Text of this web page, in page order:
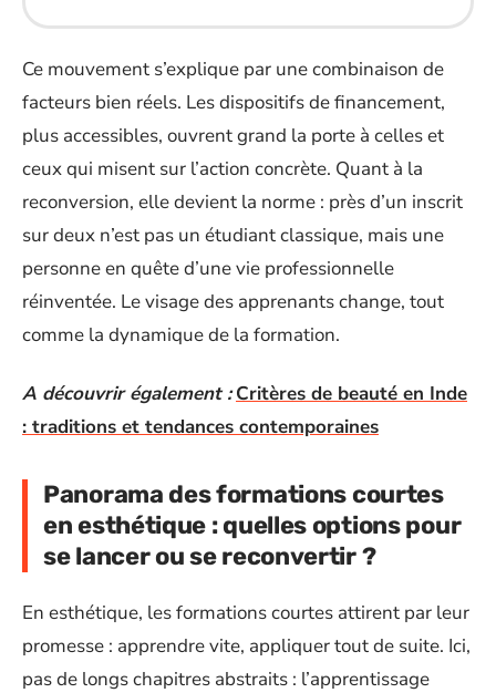
Ce mouvement s’explique par une combinaison de
facteurs bien réels. Les dispositifs de financement,
plus accessibles, ouvrent grand la porte à celles et
ceux qui misent sur l’action concrète. Quant à la
reconversion, elle devient la norme : près d’un inscrit
sur deux n’est pas un étudiant classique, mais une
personne en quête d’une vie professionnelle
réinventée. Le visage des apprenants change, tout
comme la dynamique de la formation.
A découvrir également : Critères de beauté en Inde
: traditions et tendances contemporaines
Panorama des formations courtes
en esthétique : quelles options pour
se lancer ou se reconvertir ?
En esthétique, les formations courtes attirent par leur
promesse : apprendre vite, appliquer tout de suite. Ici,
pas de longs chapitres abstraits : l’apprentissage